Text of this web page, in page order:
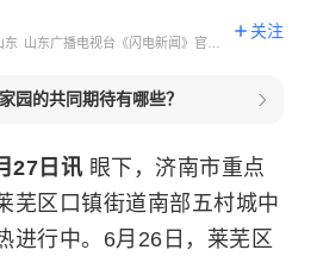
东 山东广播电视台《闪电新闻》官方
关注
园的共同期待有哪些？
27日讯 眼下，济南市重点
区口镇街道南部五村城中
进行中。6月26日，莱芜区